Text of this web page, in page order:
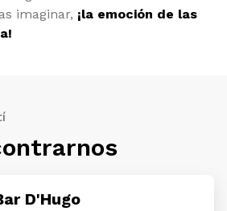
imaginar, ¡la emoción de las
D'Hugo